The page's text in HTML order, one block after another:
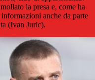
la presa e, come ha
anche da parte
(Ivan Juric).